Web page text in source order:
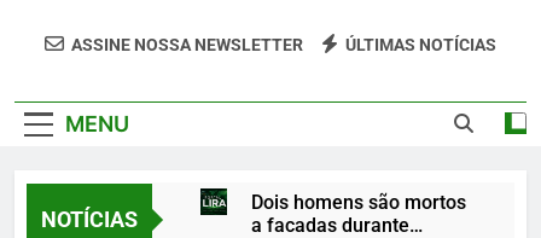
Portal Lira
Portal Lira É Um Site Informativo
Clareza, Responsabilidade E Uma Boa
ASSINE NOSSA NEWSLETTER ÚLTIMAS NOTÍCIAS
MENU
NOTÍCIAS
Dois homens são mortos
a facadas durante